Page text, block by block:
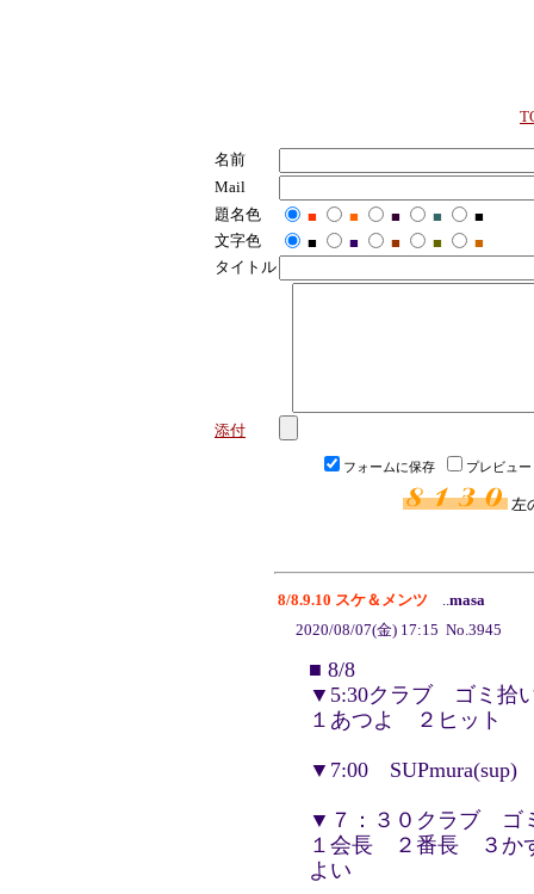
名前
Mail
題名色
■ ■ ■ ■
■
文字色
■ ■ ■ ■
■
タイトル
添付
フォームに保存 プレビュー
左
8/8.9.10 スケ＆メンツ ..masa
2020/08/07(金) 17:15 No.3945
■ 8/8
▼5:30クラブ ゴミ拾
１あつよ ２ヒット
▼7:00 SUPmura(sup)
▼７：３０クラブ ゴ
１会長 ２番長 ３か
よい